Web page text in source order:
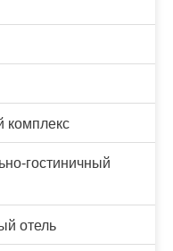
комплекс
гостиничный
отель